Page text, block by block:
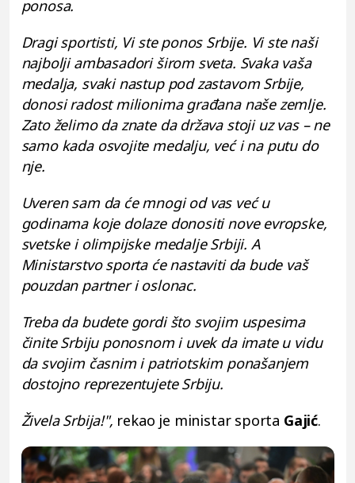
ponosa.
Dragi sportisti, Vi ste ponos Srbije. Vi ste naši
najbolji ambasadori širom sveta. Svaka vaša
medalja, svaki nastup pod zastavom Srbije,
donosi radost milionima građana naše zemlje.
Zato želimo da znate da država stoji uz vas – ne
samo kada osvojite medalju, već i na putu do
nje.
Uveren sam da će mnogi od vas već u
godinama koje dolaze donositi nove evropske,
svetske i olimpijske medalje Srbiji. A
Ministarstvo sporta će nastaviti da bude vaš
pouzdan partner i oslonac.
Treba da budete gordi što svojim uspesima
činite Srbiju ponosnom i uvek da imate u vidu
da svojim časnim i patriotskim ponašanjem
dostojno reprezentujete Srbiju.
Živela Srbija!", rekao je ministar sporta Gajić.